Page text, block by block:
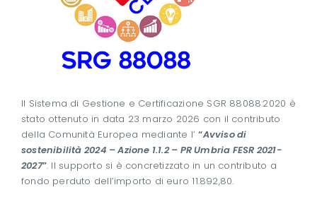
Il Sistema di Gestione e Certificazione SGR 88088:2020 è
stato ottenuto in data 23 marzo 2026 con il contributo
della Comunità Europea mediante l’“Avviso di
sostenibilità 2024 – Azione 1.1.2 – PR Umbria FESR 2021-
2027”. Il supporto si è concretizzato in un contributo a
fondo perduto dell’importo di euro 11.892,80.